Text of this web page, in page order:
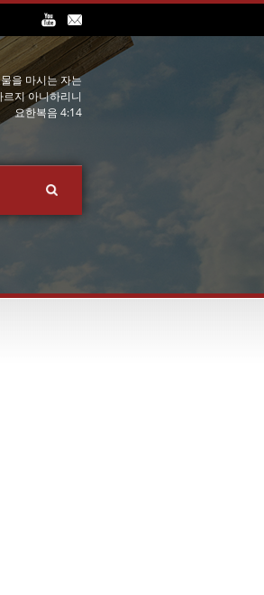
을 마시는 자는
지 아니하리니
요한복음 4:14